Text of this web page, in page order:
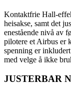
Kontaktfrie Hall-
heisakse, samt det
enestående nivå av
pilotere et Airbus er
spenning er
med velge å ikke
JUSTERBAR